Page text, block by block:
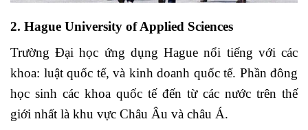
2. Hague University of Applied Sciences
Trường Đại học ứng dụng Hague nổi tiếng với các
khoa: luật quốc tế, và kinh doanh quốc tế. Phần đông
học sinh các khoa quốc tế đến từ các nước trên thế
giới nhất là khu vực Châu Âu và châu Á.